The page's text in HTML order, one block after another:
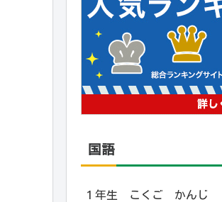
国語
１年生 こくご かんじ